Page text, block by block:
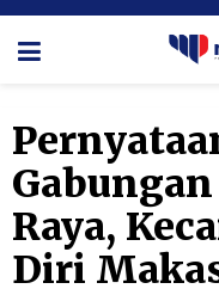
Raya,
Diri